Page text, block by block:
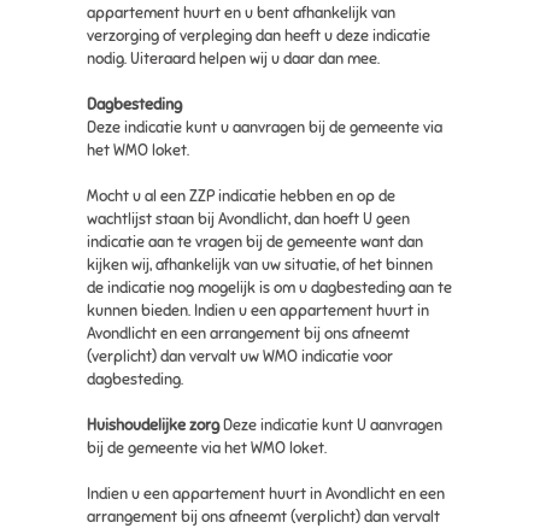
appartement huurt en u bent afhankelijk van
verzorging of verpleging dan heeft u deze indicatie
nodig. Uiteraard helpen wij u daar dan mee.
Dagbesteding
Deze indicatie kunt u aanvragen bij de gemeente via
het WMO loket.
Mocht u al een ZZP indicatie hebben en op de
wachtlijst staan bij Avondlicht, dan hoeft U geen
indicatie aan te vragen bij de gemeente want dan
kijken wij, afhankelijk van uw situatie, of het binnen
de indicatie nog mogelijk is om u dagbesteding aan te
kunnen bieden. Indien u een appartement huurt in
Avondlicht en een arrangement bij ons afneemt
(verplicht) dan vervalt uw WMO indicatie voor
dagbesteding.
Huishoudelijke zorgDeze indicatie kunt U aanvragen
bij de gemeente via het WMO loket.
Indien u een appartement huurt in Avondlicht en een
arrangement bij ons afneemt (verplicht) dan vervalt